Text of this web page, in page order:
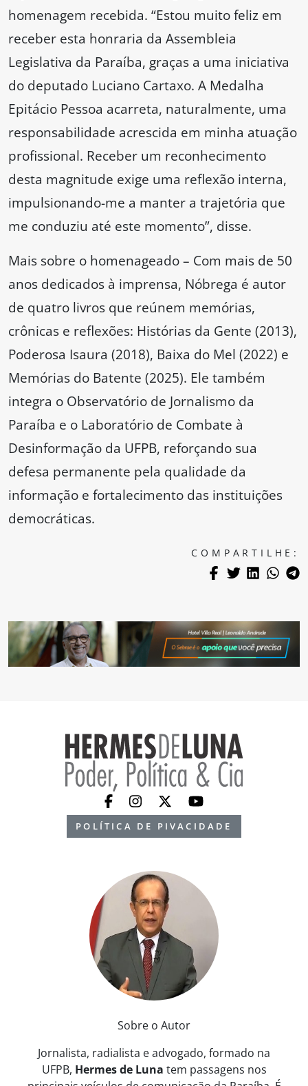
homenagem recebida. “Estou muito feliz em
receber esta honraria da Assembleia
Legislativa da Paraíba, graças a uma iniciativa
do deputado Luciano Cartaxo. A Medalha
Epitácio Pessoa acarreta, naturalmente, uma
responsabilidade acrescida em minha atuação
profissional. Receber um reconhecimento
desta magnitude exige uma reflexão interna,
impulsionando-me a manter a trajetória que
me conduziu até este momento”, disse.
Mais sobre o homenageado – Com mais de 50
anos dedicados à imprensa, Nóbrega é autor
de quatro livros que reúnem memórias,
crônicas e reflexões: Histórias da Gente (2013),
Poderosa Isaura (2018), Baixa do Mel (2022) e
Memórias do Batente (2025). Ele também
integra o Observatório de Jornalismo da
Paraíba e o Laboratório de Combate à
Desinformação da UFPB, reforçando sua
defesa permanente pela qualidade da
informação e fortalecimento das instituições
democráticas.
COMPARTILHE:
POLÍTICA DE PIVACIDADE
Sobre o Autor
Jornalista, radialista e advogado, formado na
UFPB, Hermes de Luna tem passagens nos